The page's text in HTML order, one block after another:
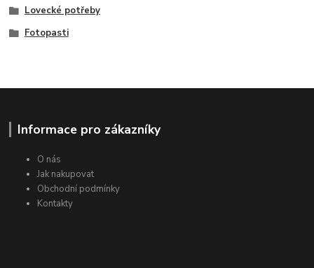
Lovecké potřeby
Fotopasti
Informace pro zákazníky
O nás
Jak nakupovat
Obchodní podmínky
Kontakty